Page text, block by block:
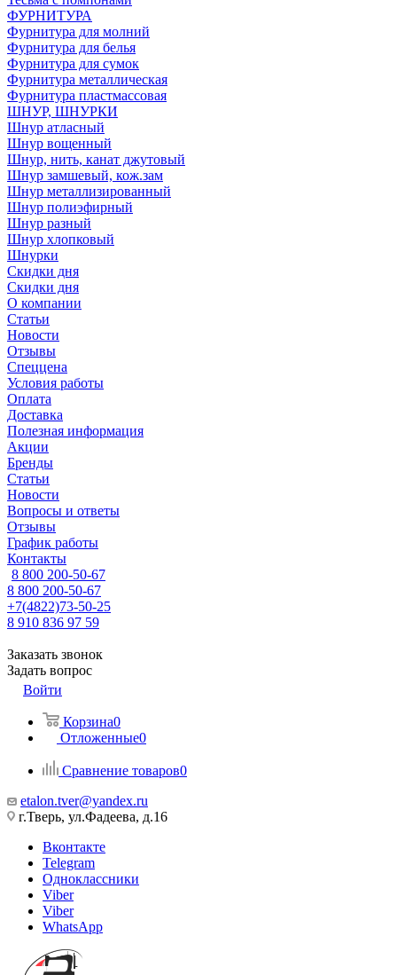
ФУРНИТУРА
Фурнитура для молний
Фурнитура для белья
Фурнитура для сумок
Фурнитура металлическая
Фурнитура пластмассовая
ШНУР, ШНУРКИ
Шнур атласный
Шнур вощенный
Шнур, нить, канат джутовый
Шнур замшевый, кож.зам
Шнур металлизированный
Шнур полиэфирный
Шнур разный
Шнур хлопковый
Шнурки
Скидки дня
Скидки дня
О компании
Статьи
Новости
Отзывы
Спеццена
Условия работы
Оплата
Доставка
Полезная информация
Акции
Бренды
Статьи
Новости
Вопросы и ответы
Отзывы
График работы
Контакты
8 800 200-50-67
8 800 200-50-67
+7(4822)73-50-25
8 910 836 97 59
Заказать звонок
Задать вопрос
Войти
Корзина0
Отложенные0
Сравнение товаров0
etalon.tver@yandex.ru
г.Тверь, ул.Фадеева, д.16
Вконтакте
Telegram
Одноклассники
Viber
Viber
WhatsApp